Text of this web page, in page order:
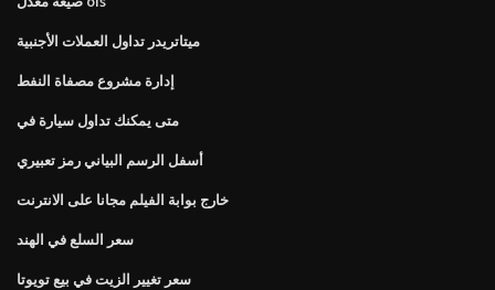
ميتاتريدر تداول العملات الأجنبية
إدارة مشروع مصفاة النفط
متى يمكنك تداول سيارة في
أسفل الرسم البياني رمز تعبيري
خارج بوابة الفيلم مجانا على الانترنت
سعر السلع في الهند
سعر تغيير الزيت في بيع تويوتا